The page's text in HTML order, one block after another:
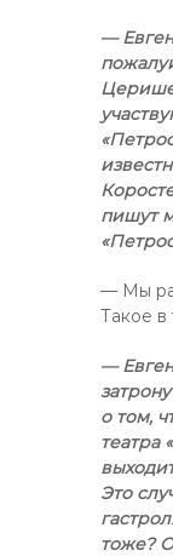
—
пишут
— Мы
Такое в
—
о том,
театра
Это
тоже?